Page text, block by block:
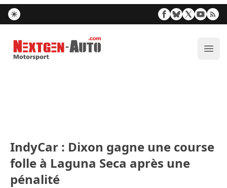
Nextgen-Auto.com
IndyCar : Dixon gagne une course
folle à Laguna Seca après une
pénalité